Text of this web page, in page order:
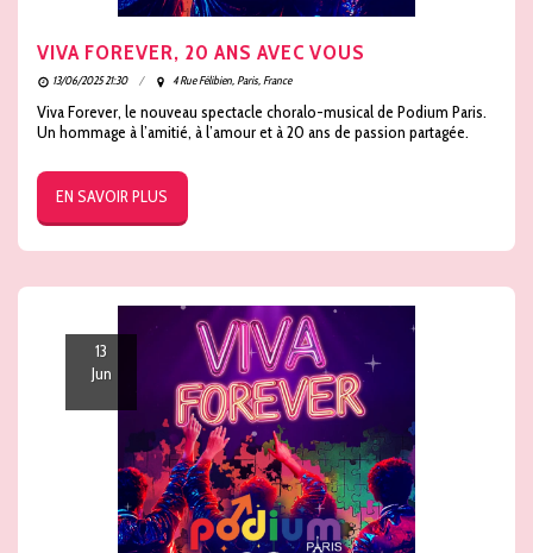
VIVA FOREVER, 20 ANS AVEC VOUS
13/06/2025 21:30 4 Rue Félibien, Paris, France
Viva Forever, le nouveau spectacle choralo-musical de Podium Paris.
Un hommage à l’amitié, à l’amour et à 20 ans de passion partagée.
EN SAVOIR PLUS
13
Jun